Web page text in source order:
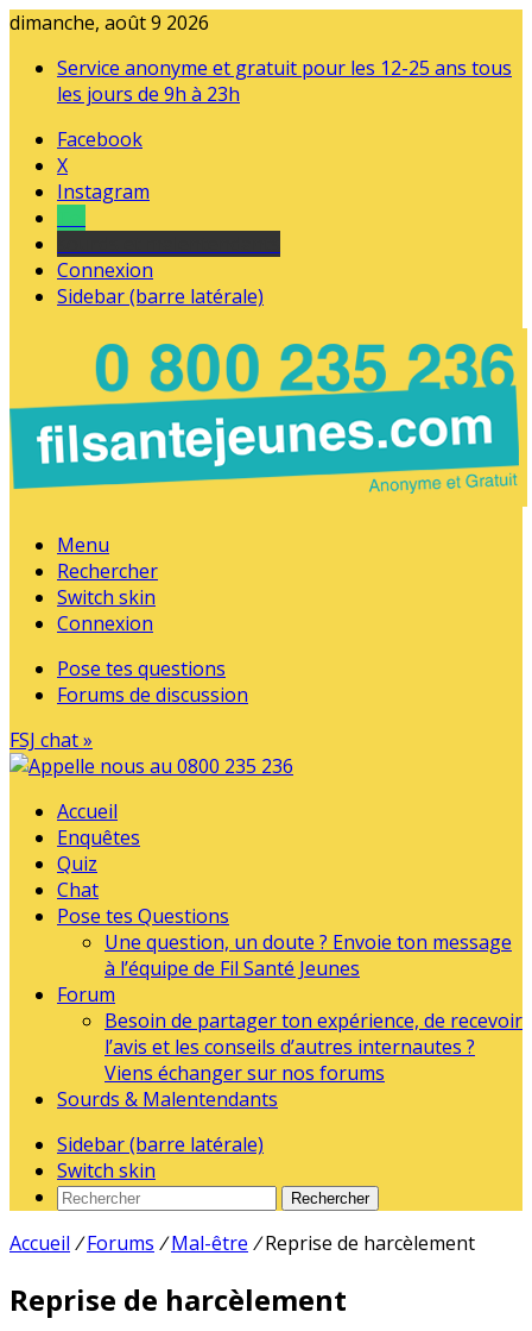
dimanche, août 9 2026
Service anonyme et gratuit pour les 12-25 ans tous
les jours de 9h à 23h
Facebook
X
Instagram
Connexion
Sidebar (barre latérale)
Menu
Rechercher
Switch skin
Connexion
Pose tes questions
Forums de discussion
FSJ chat »
Accueil
Enquêtes
Quiz
Chat
Pose tes Questions
Une question, un doute ? Envoie ton message
à l’équipe de Fil Santé Jeunes
Forum
Besoin de partager ton expérience, de recevoir
l’avis et les conseils d’autres internautes ?
Viens échanger sur nos forums
Sourds & Malentendants
Sidebar (barre latérale)
Switch skin
Rechercher
Accueil / Forums / Mal-être / Reprise de harcèlement
Reprise de harcèlement